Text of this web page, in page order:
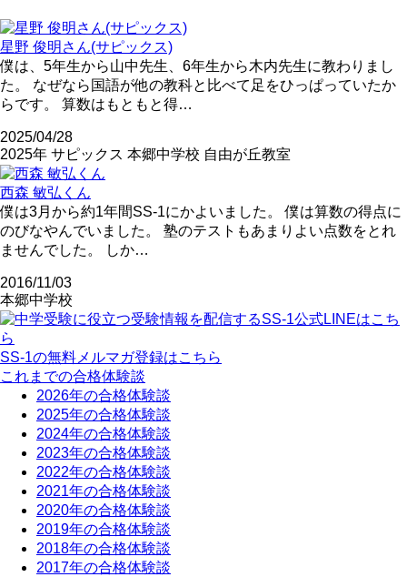
星野 俊明さん(サピックス)
僕は、5年生から山中先生、6年生から木内先生に教わりまし
た。 なぜなら国語が他の教科と比べて足をひっぱっていたか
らです。 算数はもともと得…
2025/04/28
2025年 サピックス 本郷中学校 自由が丘教室
西森 敏弘くん
僕は3月から約1年間SS-1にかよいました。 僕は算数の得点に
のびなやんでいました。 塾のテストもあまりよい点数をとれ
ませんでした。 しか…
2016/11/03
本郷中学校
SS-1の無料メルマガ登録はこちら
これまでの合格体験談
2026年の合格体験談
2025年の合格体験談
2024年の合格体験談
2023年の合格体験談
2022年の合格体験談
2021年の合格体験談
2020年の合格体験談
2019年の合格体験談
2018年の合格体験談
2017年の合格体験談